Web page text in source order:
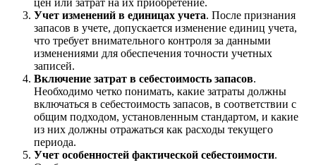
Учет изменений в единицах учета. После признания
запасов в учете, допускается изменение единиц учета,
что требует внимательного контроля за данными
изменениями для обеспечения точности учетных
записей.
Включение затрат в себестоимость запасов.
Необходимо четко понимать, какие затраты должны
включаться в себестоимость запасов, в соответствии с
общим подходом, установленным стандартом, и какие
из них должны отражаться как расходы текущего
периода.
Учет особенностей фактической себестоимости.